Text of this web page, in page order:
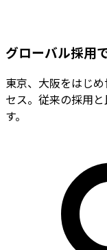
グローバル採用
東京、大阪をはじ
セス。従来の採用
す。